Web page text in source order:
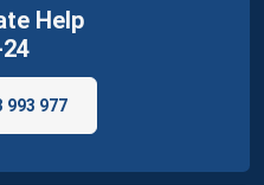
Help
993 977